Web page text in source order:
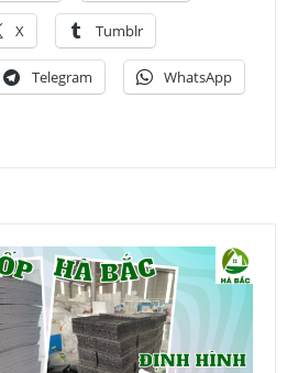
X Tumblr
Telegram WhatsApp